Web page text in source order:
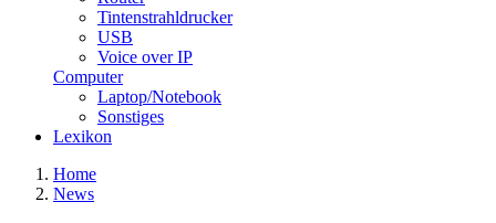
Tintenstrahldrucker
USB
Voice over IP
Computer
Laptop/Notebook
Sonstiges
Lexikon
Home
News